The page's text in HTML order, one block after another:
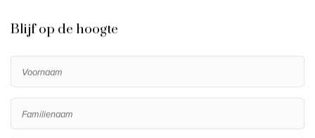
Blijf op de hoogte